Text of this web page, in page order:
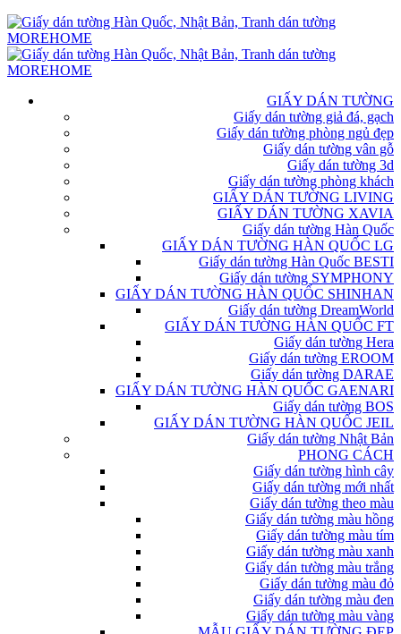
GIẤY DÁN TƯỜNG
Giấy dán tường giả đá, gạch
Giấy dán tường phòng ngủ đẹp
Giấy dán tường vân gỗ
Giấy dán tường 3d
Giấy dán tường phòng khách
GIẤY DÁN TƯỜNG LIVING
GIẤY DÁN TƯỜNG XAVIA
Giấy dán tường Hàn Quốc
GIẤY DÁN TƯỜNG HÀN QUỐC LG
Giấy dán tường Hàn Quốc BESTI
Giấy dán tường SYMPHONY
GIẤY DÁN TƯỜNG HÀN QUỐC SHINHAN
Giấy dán tường DreamWorld
GIẤY DÁN TƯỜNG HÀN QUỐC FT
Giấy dán tường Hera
Giấy dán tường EROOM
Giấy dán tường DARAE
GIẤY DÁN TƯỜNG HÀN QUỐC GAENARI
Giấy dán tường BOS
GIẤY DÁN TƯỜNG HÀN QUỐC JEIL
Giấy dán tường Nhật Bản
PHONG CÁCH
Giấy dán tường hình cây
Giấy dán tường mới nhất
Giấy dán tường theo màu
Giấy dán tường màu hồng
Giấy dán tường màu tím
Giấy dán tường màu xanh
Giấy dán tường màu trắng
Giấy dán tường màu đỏ
Giấy dán tường màu đen
Giấy dán tường màu vàng